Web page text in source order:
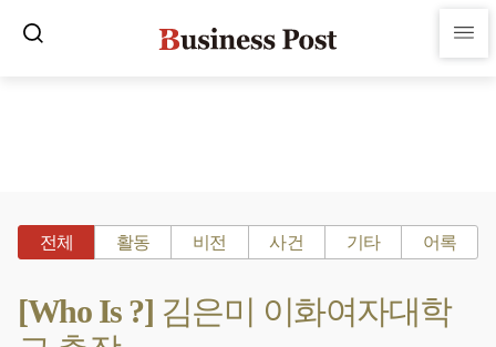
전체 활동 비전 사건 기타 어록
[Who Is ?] 김은미 이화여자대학